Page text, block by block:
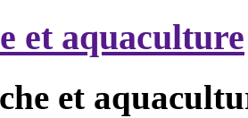
et aquaculture
et